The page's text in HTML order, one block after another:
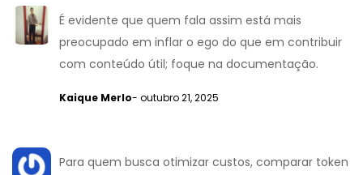
É evidente que quem fala assim está mais
preocupado em inflar o ego do que em contribuir
com conteúdo útil; foque na documentação.
Kaique Merlo- outubro 21, 2025
Para quem busca otimizar custos, comparar token